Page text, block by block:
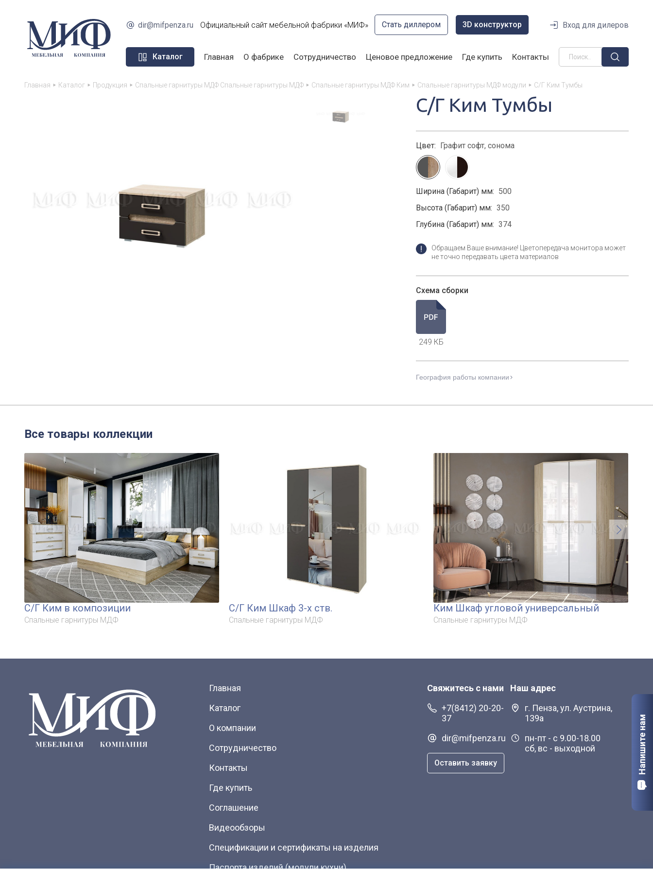
dir@mifpenza.ru Официальный сайт мебельной фабрики «МИФ» Стать диллером 3D конструктор Вход для дилеров
Каталог Главная О фабрике Сотрудничество Ценовое предложение Где купить Контакты
Главная Каталог Продукция Спальные гарнитуры МДФ Спальные гарнитуры МДФ Спальные гарнитуры МДФ Ким Спальные гарнитуры МДФ модули С/Г Ким Тумбы
С/Г Ким Тумбы
Цвет: Графит софт, сонома
Ширина (Габарит) мм: 500
Высота (Габарит) мм: 350
Глубина (Габарит) мм: 374
Обращаем Ваше внимание! Цветопередача монитора может
не точно передавать цвета материалов
Схема сборки
249 КБ
География работы компании
Все товары коллекции
С/Г Ким в композиции
Спальные гарнитуры МДФ
С/Г Ким Шкаф 3-х ств.
Спальные гарнитуры МДФ
Ким Шкаф угловой универсальный
Спальные гарнитуры МДФ
Главная
Каталог
О компании
Сотрудничество
Контакты
Где купить
Соглашение
Видеообзоры
Спецификации и сертификаты на изделия
Паспорта изделий (модули кухни)
Свяжитесь с нами
+7(8412) 20-20-
37
dir@mifpenza.ru
Оставить заявку
Наш адрес
г. Пенза, ул. Аустрина,
139а
пн-пт - с 9.00-18.00
сб, вс - выходной
Напишите нам